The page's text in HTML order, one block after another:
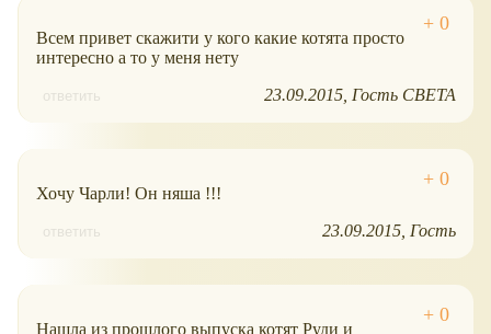
Всем привет скажити у кого какие котята просто
интересно а то у меня нету
ответить 23.09.2015 Гость СВЕТА
Хочу Чарли! Он няша !!!
ответить 23.09.2015 Гость
Нашла из прошлого выпуска котят Руди и